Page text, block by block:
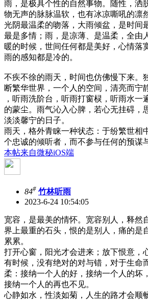
雨，是极具个性的自然事物。随性，洒
物无声的脉脉温软，也有冰凉嘶吼的凛
光阴最温柔的吻落，大雨倾盆，是时间
最是多情；雨，是凉薄、是温柔，全由
暖的时候，世间任何都是美好，心情落
雨的感知都是冷的。
不疾不徐的雨天，时间也仿佛慢下来。
断繁华世界，一个人的空间，清亮而宁
，听雨洗阶台，听雨打窗棂，听雨水一
的蒙尘。雨气沁入心脾，若心无挂碍，
淡淡馨宁的日子。
雨天，格外青睐一种状态：于纷繁世相
个忠诚的倾听者，而不参与任何的预谋
本帖来自微秘iOS端
84# 竹林听雨
2023-6-24 10:54:05
宽容，是最美的情怀。宽容别人，释然
界上最重的石头，恨的是别人，痛的是
累累。
打开心窗，阳光才会进来；放下恨意，
有时候，没有绝对的对与错，对于生命
柔：接纳一个人的好，接纳一个人的坏
接纳一个人的再也不见。
心静如水，性淡如菊，人生的路才会顺